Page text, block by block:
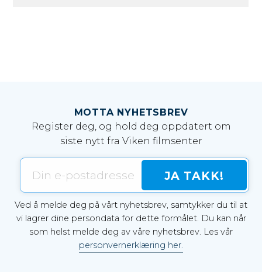
MOTTA NYHETSBREV
Register deg, og hold deg oppdatert om
siste nytt fra Viken filmsenter
Ved å melde deg på vårt nyhetsbrev, samtykker du til at
vi lagrer dine persondata for dette formålet. Du kan når
som helst melde deg av våre nyhetsbrev. Les vår
personvernerklæring her.